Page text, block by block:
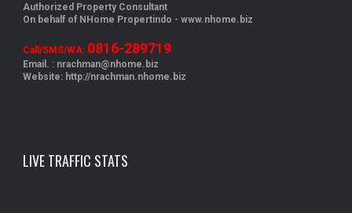
Authorized Property Consultant
On behalf of NHome Propertindo - www.nhome.biz
Call/SMS/WA: 0816-289719
Email. : nrachman@nhome.biz
Website: http://nrachman.nhome.biz
LIVE TRAFFIC STATS